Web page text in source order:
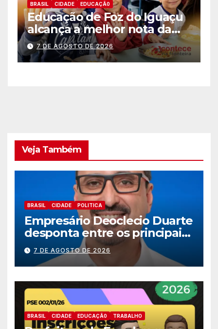
BRASIL CIDADE EDUCAÇÃ0
Educação de Foz do Iguaçu
alcança a melhor nota da
história no IDEB
7 DE AGOSTO DE 2026
Veja Também
BRASIL CIDADE POLITICA
Empresário Deoclecio Duarte
desponta entre os principais
nomes do União Brasil para
deputado estadual
7 DE AGOSTO DE 2026
BRASIL CIDADE EDUCAÇÃ0 TRABALHO